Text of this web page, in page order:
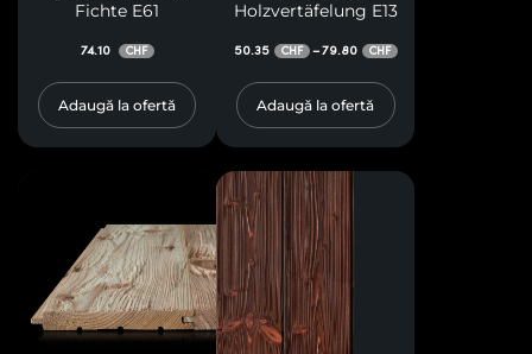
Fichte E61
74.10 CHF
Adaugă la ofertă
Holzvertäfelung E13
50.35 CHF –79.80 CHF
Adaugă la ofertă